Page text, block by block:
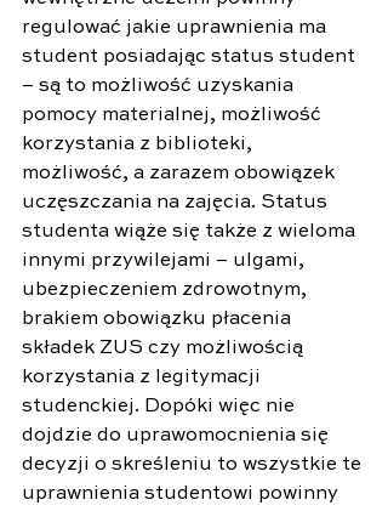
regulować jakie uprawnienia ma
student posiadając status student
– są to możliwość uzyskania
pomocy materialnej, możliwość
korzystania z biblioteki,
możliwość, a zarazem obowiązek
uczęszczania na zajęcia. Status
studenta wiąże się także z wieloma
innymi przywilejami – ulgami,
ubezpieczeniem zdrowotnym,
brakiem obowiązku płacenia
składek ZUS czy możliwością
korzystania z legitymacji
studenckiej. Dopóki więc nie
dojdzie do uprawomocnienia się
decyzji o skreśleniu to wszystkie te
uprawnienia studentowi powinny